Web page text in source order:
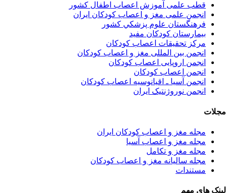
قطب علمی آموزش اعصاب اطفال کشور
انجمن علمی مغز و اعصاب کودکان ایران
فرهنگستان علوم پزشكي كشور
بیمارستان کودکان مفید
مرکز تحقیقات اعصاب کودکان
انجمن بین المللی مغز و اعصاب کودکان
انجمن اروپایی اعصاب کودکان
انجمن اعصاب کودکان
انجمن آسیا ـ اقیانوسیه اعصاب کودکان
انجمن نوروژنتیک ایران
مجلات
مجله مغز و اعصاب کودکان ایران
مجله مغز و اعصاب آسیا
مجله مغز و تکامل
مجله سالیانه مغز و اعصاب کودکان
مستندات
لینک های مهم